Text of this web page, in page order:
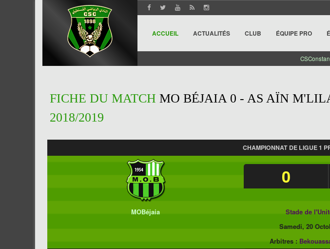
ACCUEIL ACTUALITÉS CLUB ÉQUIPE PRO
FICHE DU MATCH MO BÉJAIA 0 - AS AÏN
2018/2019
CHAMPIONNAT DE LIGUE 1
0
MOBéjaia Stade de
Samedi, 20
Arbitres :